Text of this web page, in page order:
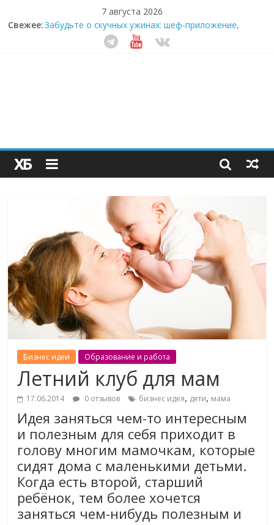
7 августа 2026
Свежее:Забудьте о скучных ужинах: шеф-приложение,
которое видит вашу еду насквозь
Небо зовёт: как бизнес на полётах дронов и
Секрет супергидратации: почему кокосовая вода с
пребиотиками становится главным трендом
здорового питания
Бизнес идеи Образование и работа
Летний клуб для мам
17.06.2014 0 отзывов бизнес идея, дети, мама
Идея заняться чем-то интересным
и полезным для себя приходит в
голову многим мамочкам, которые
сидят дома с маленькими детьми.
Когда есть второй, старший
ребёнок, тем более хочется
заняться чем-нибудь полезным и